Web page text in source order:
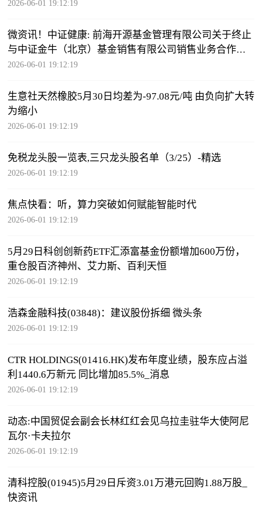
2026-06-01 19:12:19
微资讯！中证健康: 前海开源基金管理有限公司关于终止
与中证金牛（北京）基金销售有限公司销售业务合作关
系的公告
2026-06-01 19:12:19
生意社天然橡胶5月30日均差为-97.08元/吨 由负向扩大转
为缩小
2026-06-01 19:12:19
免税龙头股一览表,三只龙头股名单（3/25）-精选
2026-06-01 19:12:19
焦点快看：听，算力突破如何赋能智能时代
2026-06-01 19:12:19
5月29日科创创新药ETF汇添富基金份额增加600万份，
重仓股百济神州、艾力斯、百利天恒
2026-06-01 19:12:19
浩森金融科技(03848)：建议股份拆细 微头条
2026-06-01 19:12:19
CTR HOLDINGS(01416.HK)发布年度业绩，股东应占溢
利1440.6万新元 同比增加85.5%_消息
2026-06-01 19:12:19
动态:中国贸促会副会长林红红会见乌拉圭驻华大使阿尼
瓦尔·卡夫拉尔
2026-06-01 19:12:19
清科控股(01945)5月29日斥资3.01万港元回购1.88万股_
快资讯